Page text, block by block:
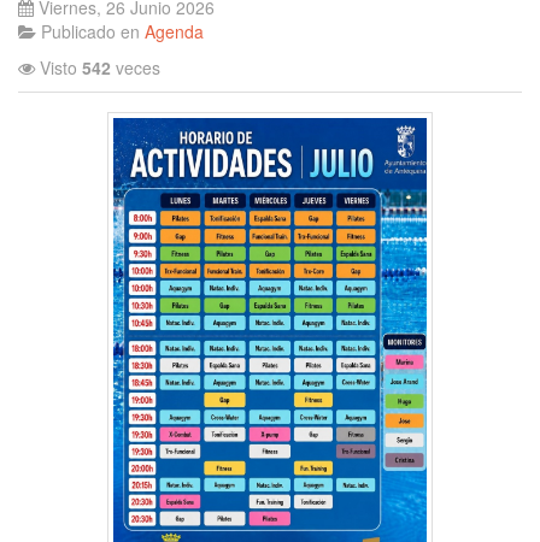
Viernes, 26 Junio 2026
Publicado en Agenda
Visto 542 veces